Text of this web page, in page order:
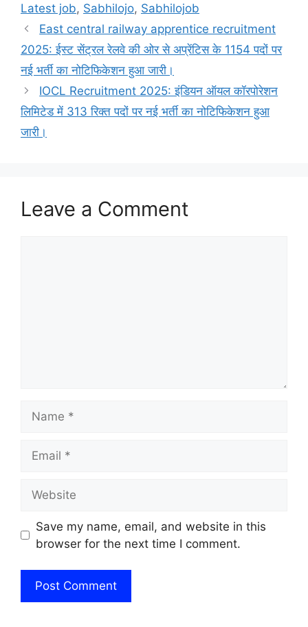
Latest job, Sabhilojo, Sabhilojob
East central railway apprentice recruitment
2025: ईस्ट सेंट्रल रेलवे की ओर से अप्रेंटिस के 1154 पदों पर
नई भर्ती का नोटिफिकेशन हुआ जारी।
IOCL Recruitment 2025: इंडियन ऑयल कॉरपोरेशन
लिमिटेड में 313 रिक्त पदों पर नई भर्ती का नोटिफिकेशन हुआ
जारी।
Leave a Comment
Save my name, email, and website in this
browser for the next time I comment.